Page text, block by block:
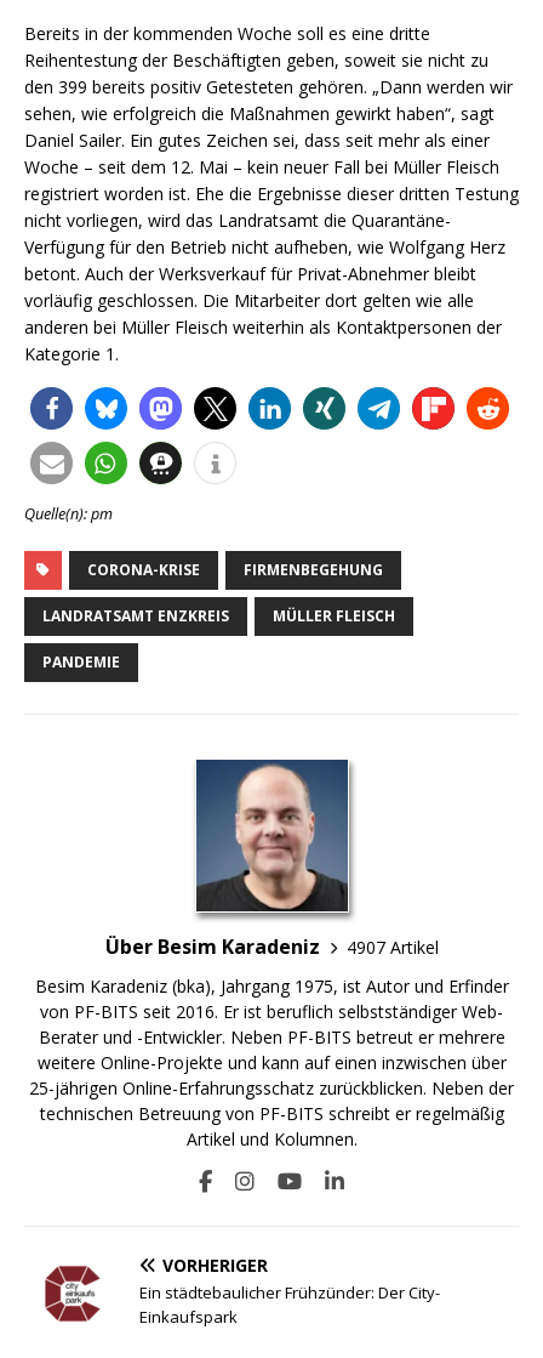
Bereits in der kommenden Woche soll es eine dritte
Reihentestung der Beschäftigten geben, soweit sie nicht zu
den 399 bereits positiv Getesteten gehören. „Dann werden wir
sehen, wie erfolgreich die Maßnahmen gewirkt haben“, sagt
Daniel Sailer. Ein gutes Zeichen sei, dass seit mehr als einer
Woche – seit dem 12. Mai – kein neuer Fall bei Müller Fleisch
registriert worden ist. Ehe die Ergebnisse dieser dritten Testung
nicht vorliegen, wird das Landratsamt die Quarantäne-
Verfügung für den Betrieb nicht aufheben, wie Wolfgang Herz
betont. Auch der Werksverkauf für Privat-Abnehmer bleibt
vorläufig geschlossen. Die Mitarbeiter dort gelten wie alle
anderen bei Müller Fleisch weiterhin als Kontaktpersonen der
Kategorie 1.
Quelle(n): pm
CORONA-KRISE FIRMENBEGEHUNG
LANDRATSAMT ENZKREIS MÜLLER FLEISCH
PANDEMIE
Über Besim Karadeniz
4907 Artikel
Besim Karadeniz (bka), Jahrgang 1975, ist Autor und Erfinder
von PF-BITS seit 2016. Er ist beruflich selbstständiger Web-
Berater und -Entwickler. Neben PF-BITS betreut er mehrere
weitere Online-Projekte und kann auf einen inzwischen über
25-jährigen Online-Erfahrungsschatz zurückblicken. Neben der
technischen Betreuung von PF-BITS schreibt er regelmäßig
Artikel und Kolumnen.
VORHERIGER
Ein städtebaulicher Frühzünder: Der City-
Einkaufspark